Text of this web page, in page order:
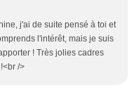
j'ai de suite pensé à toi et
l'intérêt, mais je suis
! Très jolies cadres
/>